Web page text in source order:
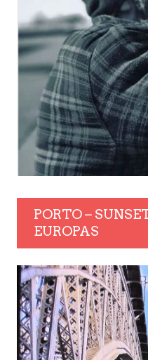
PORTO –
EUROPAS